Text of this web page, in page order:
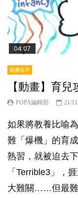
04:07
動畫短片
【動畫】育
POPA編輯部 21/
如果將教養比喻
難「爆機」的育
熟習，就被迫去
「Terrible3」，
大難關……但最難